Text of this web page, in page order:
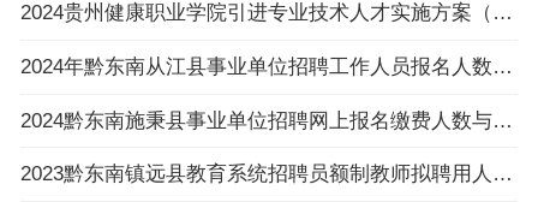
2024贵州健康职业学院引进专业技术人才实施方案（16名|3.25-3.27报名）
2024年黔东南从江县事业单位招聘工作人员报名人数与招聘岗位计划人数达不到3：1比例岗位（
2024黔东南施秉县事业单位招聘网上报名缴费人数与招聘计划数不足3:1比例岗位一览表（截止
2023黔东南镇远县教育系统招聘员额制教师拟聘用人员公示（第八批）